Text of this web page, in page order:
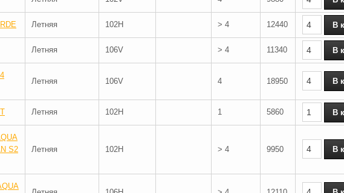
Летняя 102H > 4 12440
Летняя 106V > 4 11340
Летняя 106V 4 18950
Летняя 102H 1 5860
S2
Летняя 102H > 4 9950